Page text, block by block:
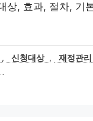
상, 효과, 절차, 기
, 신청대상 , 재정관리